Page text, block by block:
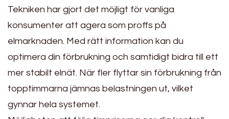
Tekniken har gjort det möjligt för vanliga
konsumenter att agera som proffs på
elmarknaden. Med rätt information kan du
optimera din förbrukning och samtidigt bidra till ett
mer stabilt elnät. När fler flyttar sin förbrukning från
topptimmarna jämnas belastningen ut, vilket
gynnar hela systemet.